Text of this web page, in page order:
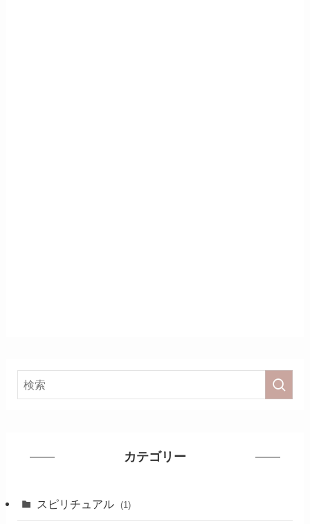
カテゴリー
スピリチュアル (1)